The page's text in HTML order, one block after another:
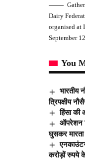
Dairy
organised at
September
You
भारतीय
त्रिपक्षीय
हिंसा
ऑपरेशन
घुसकर
करोड़ों रुपये